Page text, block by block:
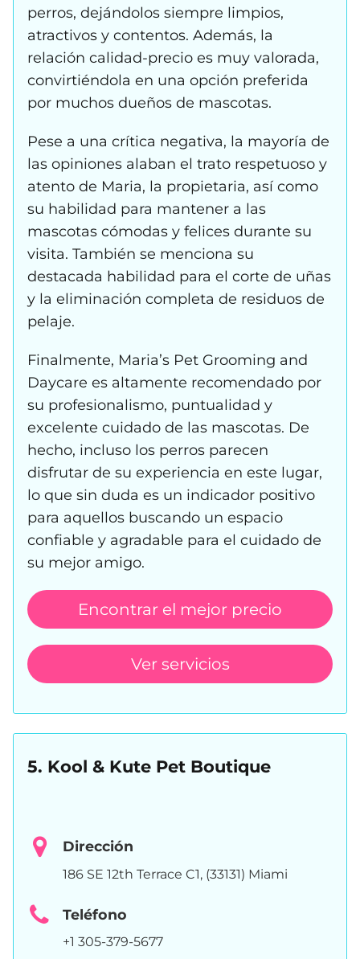
perros, dejándolos siempre limpios,
atractivos y contentos. Además, la
relación calidad-precio es muy valorada,
convirtiéndola en una opción preferida
por muchos dueños de mascotas.
Pese a una crítica negativa, la mayoría de
las opiniones alaban el trato respetuoso y
atento de Maria, la propietaria, así como
su habilidad para mantener a las
mascotas cómodas y felices durante su
visita. También se menciona su
destacada habilidad para el corte de uñas
y la eliminación completa de residuos de
pelaje.
Finalmente, Maria’s Pet Grooming and
Daycare es altamente recomendado por
su profesionalismo, puntualidad y
excelente cuidado de las mascotas. De
hecho, incluso los perros parecen
disfrutar de su experiencia en este lugar,
lo que sin duda es un indicador positivo
para aquellos buscando un espacio
confiable y agradable para el cuidado de
su mejor amigo.
Encontrar el mejor precio
Ver servicios
5. Kool & Kute Pet Boutique
Dirección
186 SE 12th Terrace C1, (33131) Miami
Teléfono
+1 305-379-5677